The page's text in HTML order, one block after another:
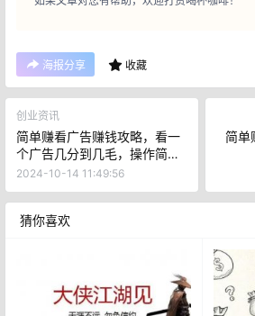
海报分享 收藏
创业资讯
简单赚看广告赚钱攻略，看一
个广告几分到几毛，操作简
单！
2024-10-14 11:49:56
简单
猜你喜欢